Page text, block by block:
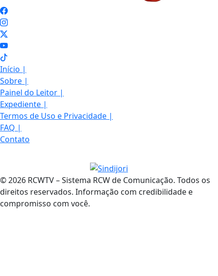
Início |
Sobre |
Painel do Leitor |
Expediente |
Termos de Uso e Privacidade |
FAQ |
Contato
© 2026 RCWTV – Sistema RCW de Comunicação. Todos os
direitos reservados. Informação com credibilidade e
compromisso com você.